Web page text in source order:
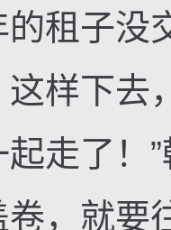
租子没
样下去
走了！
，就要